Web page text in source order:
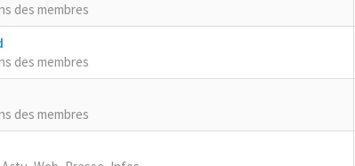
des membres
des membres
des membres